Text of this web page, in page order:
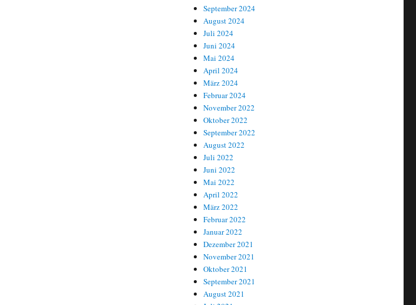
September 2024
August 2024
Juli 2024
Juni 2024
Mai 2024
April 2024
März 2024
Februar 2024
November 2022
Oktober 2022
September 2022
August 2022
Juli 2022
Juni 2022
Mai 2022
April 2022
März 2022
Februar 2022
Januar 2022
Dezember 2021
November 2021
Oktober 2021
September 2021
August 2021